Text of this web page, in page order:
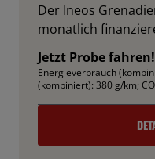
Der Ineos
monatlich
Jetzt Probe fahren!
Energieverbrauch
(kombiniert): 380 g/km; CO